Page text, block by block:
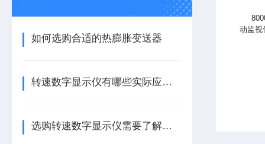
如何选购合适的热膨胀变送器
转速数字显示仪有哪些实际应用？
选购转速数字显示仪需要了解哪些常识？
动监视